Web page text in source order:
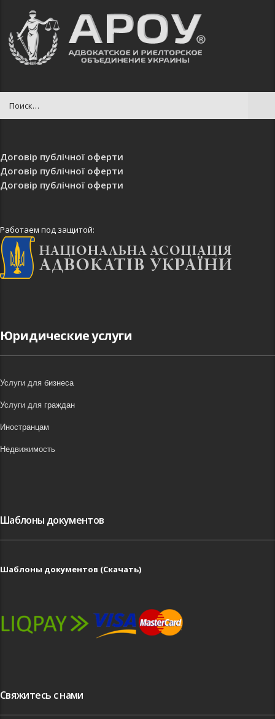
Договір публічної оферти
Договір публічної оферти
Договір публічної оферти
Работаем под защитой:
Юридические услуги
Услуги для бизнеса
Услуги для граждан
Иностранцам
Недвижимость
Шаблоны документов
Шаблоны документов (Скачать)
Свяжитесь с нами